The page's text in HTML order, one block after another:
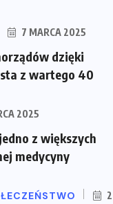
7 MARCA 2025
dzięki
z wartego 40
2025
z większych
medycyny